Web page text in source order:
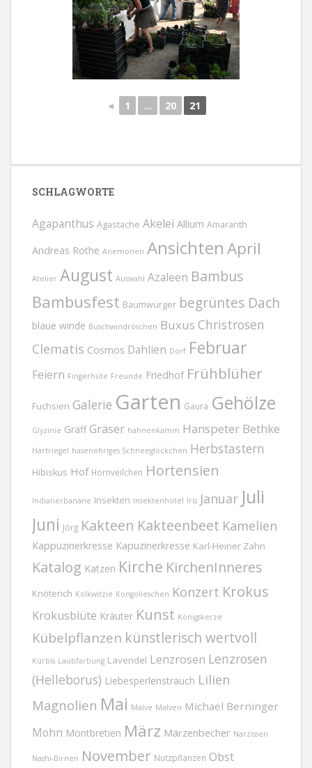
◄ 1 ... 20 21
SCHLAGWORTE
Agapanthus Agastache Akelei Allium Amaranth
Andreas Rothe Anemonen AnsichtenApril
Atelier August Auswahl Azaleen Bambus
Bambusfest Baumwürger begrüntes Dach
blaue winde Buschwindröschen Buxus Christrosen
Clematis Cosmos Dahlien Dorf Februar
Feiern Fingerhüte Freunde Friedhof Frühblüher
Fuchsien Galerie Garten Gaura Gehölze
Glyzinie Gräff Gräser hahnenkamm Hanspeter Bethke
Hartriegel hasenohriges Schneeglöckchen Herbstastern
Hibiskus Hof Hornveilchen Hortensien
Indianerbanane Insekten Insektenhotel Iris Januar Juli
Juni Jörg Kakteen Kakteenbeet Kamelien
Kappuzinerkresse Kapuzinerkresse Karl-Heiner Zahn
Katalog Katzen Kirche KirchenInneres
Knöterich Kolkwitzie Kongolieschen Konzert Krokus
Krokusblüte Kräuter Kunst Königskerze
Kübelpflanzen künstlerisch wertvoll
Kürbis Laubfärbung Lavendel Lenzrosen Lenzrosen
(Helleborus) Liebesperlenstrauch Lilien
Magnolien Mai Malve Malven Michael Berninger
Mohn Montbretien März Märzenbecher Narzissen
Nashi-Birnen November Nutzpflanzen Obst